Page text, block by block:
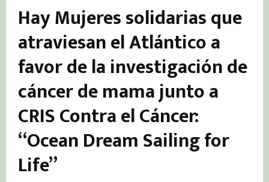
Hay Mujeres solidarias que
atraviesan el Atlántico a
favor de la investigación de
cáncer de mama junto a
CRIS Contra el Cáncer:
“Ocean Dream Sailing for
Life”